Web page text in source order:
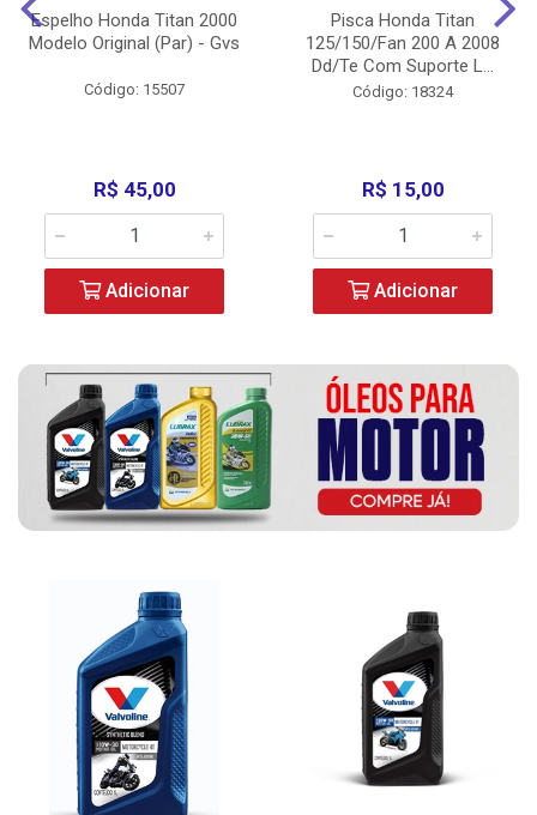
Espelho Honda Titan 2000
Modelo Original (Par) - Gvs
Código: 15507
R$ 45,00
Adicionar
Pisca Honda Titan
125/150/Fan 200 A 2008
Dd/Te Com Suporte L...
Código: 18324
R$ 15,00
Adicionar